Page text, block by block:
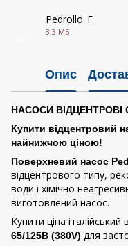
Pedrollo_F
3.3 МБ
Опис
НАСОСИ ВІДЦЕНТРОВІ
Купити відцентровий
найнижчою ціною!
Поверхневий насос
відцентрового типу,
води і хімічно
виготовлений насос.
Купити ціна
65/125B (380V) для